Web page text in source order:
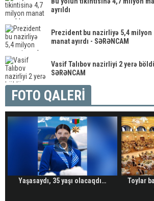
ayrıldı
Prezident bu nazirliyə 5,4 milyon
manat ayırdı - SƏRƏNCAM
Vasif Talıbov nazirliyi 2 yerə
SƏRƏNCAM
FOTO QALERİ
Yaşasaydı, 35 yaşı olacaqdı…
Toylar